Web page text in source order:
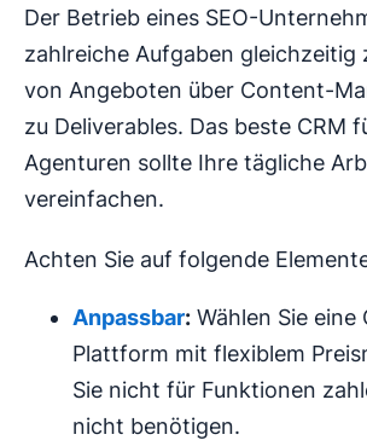
Der Betrieb eines SEO-
zahlreiche Aufgaben gleichzeitig
von Angeboten über Content-
zu Deliverables. Das beste CRM
Agenturen sollte Ihre tägliche
vereinfachen.
Achten Sie auf folgende
Anpassbar: Wählen Sie eine
Plattform mit flexiblem
Sie nicht für Funktionen
nicht benötigen.